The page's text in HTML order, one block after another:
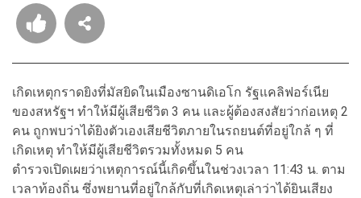
เกิดเหตุกราดยิงที่มัสยิดในเมืองซานดิเอโก รัฐแคลิฟอร์เนีย
ของสหรัฐฯ ทำให้มีผู้เสียชีวิต 3 คน และผู้ต้องสงสัยว่าก่อเหตุ 2
คน ถูกพบว่าได้ยิงตัวเองเสียชีวิตภายในรถยนต์ที่อยู่ใกล้ ๆ ที่
เกิดเหตุ ทำให้มีผู้เสียชีวิตรวมทั้งหมด 5 คน
ตำรวจเปิดเผยว่าเหตุการณ์นี้เกิดขึ้นในช่วงเวลา 11:43 น. ตาม
เวลาท้องถิ่น ซึ่งพยานที่อยู่ใกล้กับที่เกิดเหตุเล่าว่าได้ยินเสียง